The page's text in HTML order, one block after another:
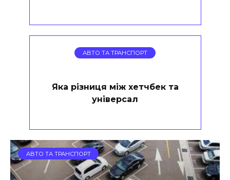
АВТО ТА ТРАНСПОРТ
Яка різниця між хетчбек та
універсал
АВТО ТА ТРАНСПОРТ